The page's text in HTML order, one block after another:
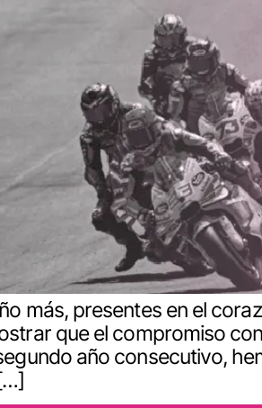
más, presentes en el
que el compromiso
año consecutivo,